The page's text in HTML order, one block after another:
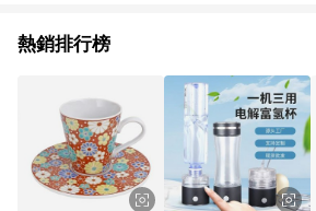
熱銷排行榜